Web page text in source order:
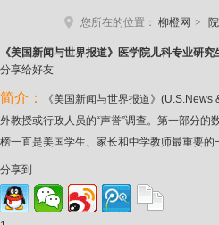
您所在的位置： 柳橙网 >
《美国新闻与世界报道》医学院儿科专业研究
分享给好友
简介：
《美国新闻与世界报道》
外教授或行政人员的“声誉”调查。第一部分
榜一直是美国学生、家长和中学教师最重要
分享到